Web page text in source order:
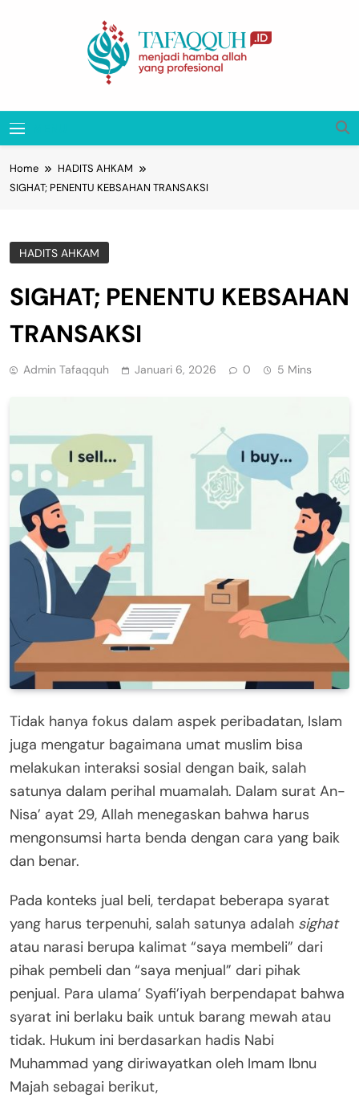
Tafaqquh.ID
Home
HADITS AHKAM
SIGHAT; PENENTU KEBSAHAN TRANSAKSI
HADITS AHKAM
SIGHAT; PENENTU KEBSAHAN
TRANSAKSI
Admin Tafaqquh Januari 6, 2026 0 5 Mins
Tidak hanya fokus dalam aspek peribadatan, Islam
juga mengatur bagaimana umat muslim bisa
melakukan interaksi sosial dengan baik, salah
satunya dalam perihal muamalah. Dalam surat An-
Nisa’ ayat 29, Allah menegaskan bahwa harus
mengonsumsi harta benda dengan cara yang baik
dan benar.
Pada konteks jual beli, terdapat beberapa syarat
yang harus terpenuhi, salah satunya adalah sighat
atau narasi berupa kalimat “saya membeli” dari
pihak pembeli dan “saya menjual” dari pihak
penjual. Para ulama’ Syafi’iyah berpendapat bahwa
syarat ini berlaku baik untuk barang mewah atau
tidak. Hukum ini berdasarkan hadis Nabi
Muhammad yang diriwayatkan oleh Imam Ibnu
Majah sebagai berikut,